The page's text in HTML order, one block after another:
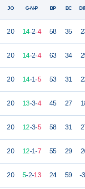
JO G-N-P BP BC
20 14-2-4 58 35
20 14-2-4 63 34
20 14-1-5 53 31
20 13-3-4 45 27
20 12-3-5 58 31
20 12-1-7 55 29
20 5-2-13 24 59 -